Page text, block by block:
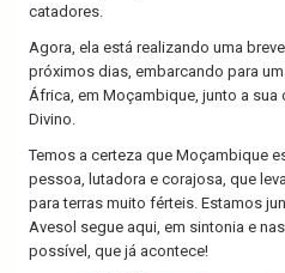
catadores.
Agora, ela está realizando uma
próximos dias, embarcando para
África, em Moçambique, junto a
Divino.
Temos a certeza que Moçambique
pessoa, lutadora e corajosa, que
para terras muito férteis. Estamos
Avesol segue aqui, em sintonia e
possível, que já acontece!